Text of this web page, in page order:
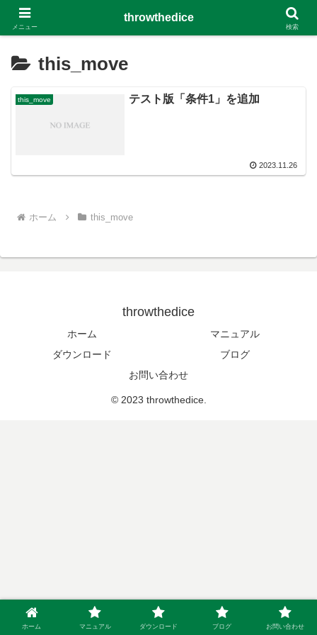
this_move
this_move テスト版「条件1」を追加
2023.11.26
ホーム this_move
throwthedice
ホーム
マニュアル
ダウンロード
ブログ
お問い合わせ
© 2023 throwthedice.
メニュー
throwthedice
検索
ホーム マニュアル ダウンロード ブログ お問い合わせ